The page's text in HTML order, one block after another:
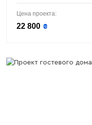
Цена проекта:
22 800 ₴